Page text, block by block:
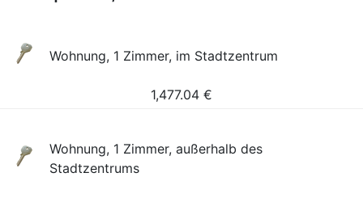
Wohnung, 1 Zimmer, im Stadtzentrum
1,477.04 €
Wohnung, 1 Zimmer, außerhalb des
Stadtzentrums